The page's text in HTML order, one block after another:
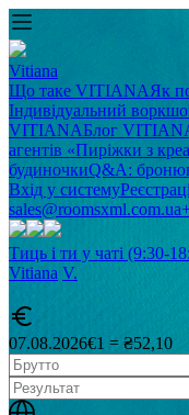
Vitiana
Що таке VITIANAЯк
Індивідуальний
VITIANAБлог
агентів «Пиріжки з
будиночкиQ&A:
Вхід у систему
sales@roomsxml.com.ua
Тиць і ти у чаті (9:30-
Vitiana V.
07.08.2026€1 = ₴52,10